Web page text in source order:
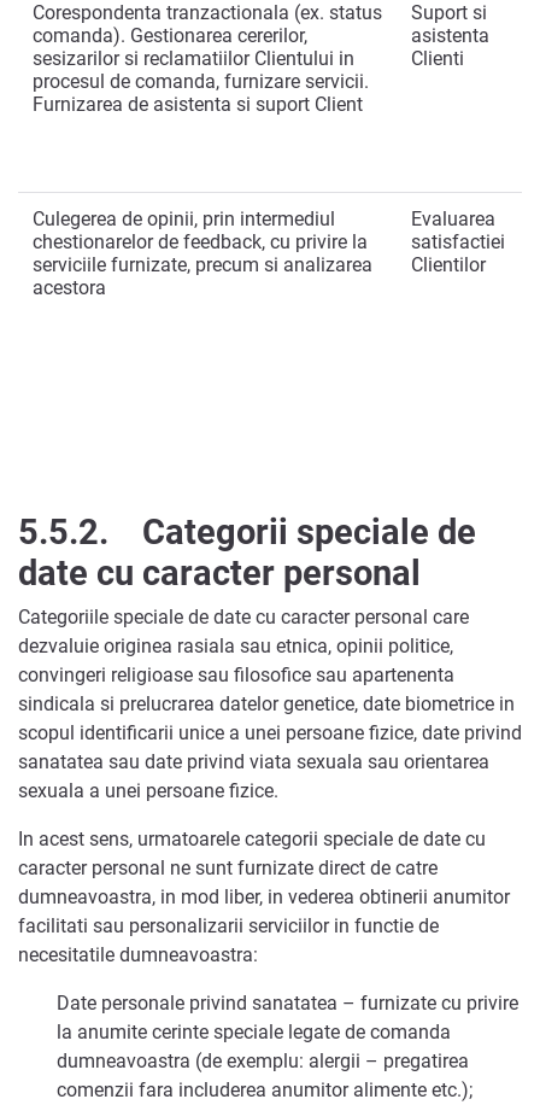
Corespondenta tranzactionala (ex. status
comanda). Gestionarea cererilor,
sesizarilor si reclamatiilor Clientului in
procesul de comanda, furnizare servicii.
Furnizarea de asistenta si suport Client
Suport si
asistenta
Clienti
Culegerea de opinii, prin intermediul
chestionarelor de feedback, cu privire la
serviciile furnizate, precum si analizarea
acestora
Evaluarea
satisfactiei
Clientilor
5.5.2. Categorii speciale de
date cu caracter personal
Categoriile speciale de date cu caracter personal care
dezvaluie originea rasiala sau etnica, opinii politice,
convingeri religioase sau filosofice sau apartenenta
sindicala si prelucrarea datelor genetice, date biometrice in
scopul identificarii unice a unei persoane fizice, date privind
sanatatea sau date privind viata sexuala sau orientarea
sexuala a unei persoane fizice.
In acest sens, urmatoarele categorii speciale de date cu
caracter personal ne sunt furnizate direct de catre
dumneavoastra, in mod liber, in vederea obtinerii anumitor
facilitati sau personalizarii serviciilor in functie de
necesitatile dumneavoastra:
Date personale privind sanatatea – furnizate cu privire
la anumite cerinte speciale legate de comanda
dumneavoastra (de exemplu: alergii – pregatirea
comenzii fara includerea anumitor alimente etc.);